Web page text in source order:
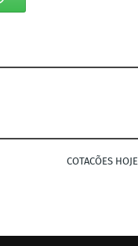
COTACÕES HOJE